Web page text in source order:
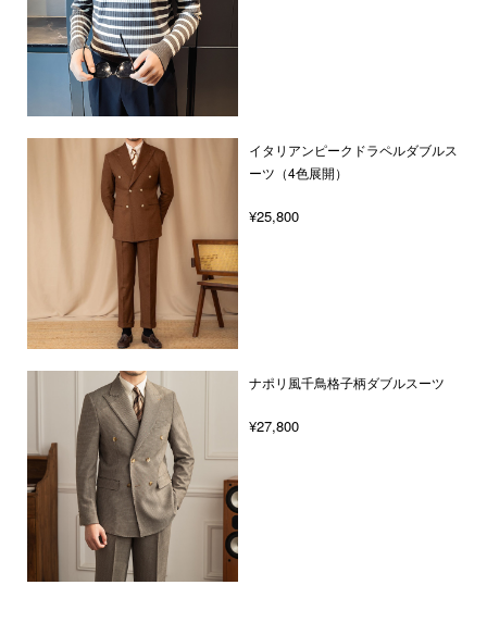
イタリアンピークドラペルダブルス
ーツ（4色展開）
¥25,800
ナポリ風千鳥格子柄ダブルスーツ
¥27,800